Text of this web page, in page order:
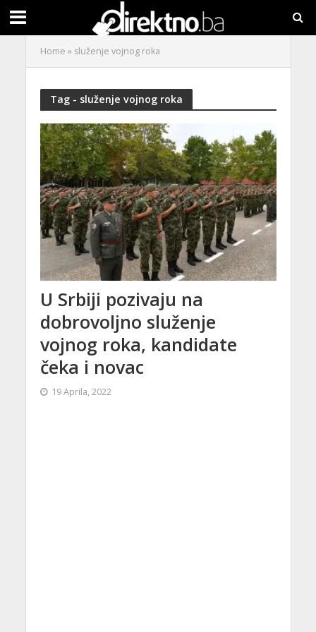
Home » služenje vojnog roka
Tag - služenje vojnog roka
U Srbiji pozivaju na
dobrovoljno služenje
vojnog roka, kandidate
čeka i novac
19 Aprila, 2022